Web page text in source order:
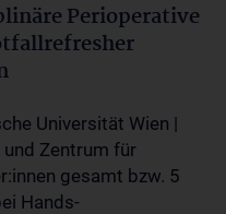
Perioperative
Universität Wien |
und Zentrum für
gesamt bzw. 5
Hands-